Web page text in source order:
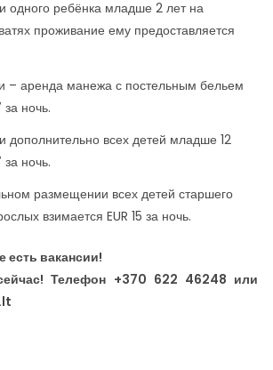
одного ребёнка младше 2 лет на
проживание ему предоставляется
– аренда манежа с постельным бельем
за ночь.
всех детей младше 12
за ночь.
размещении всех детей старшего
взимается EUR 15 за ночь.
есть вакансии!
Телефон +370 622 46248 или